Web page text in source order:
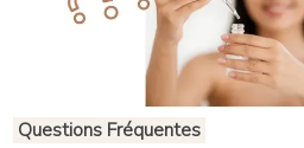
Questions Fréquentes